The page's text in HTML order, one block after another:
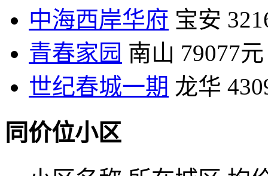
中海西岸华府 宝安
青春家园 南山 79077元
世纪春城一期 龙华
同价位小区